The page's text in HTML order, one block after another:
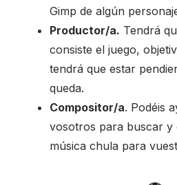
Gimp de algún
Productor/a. Tendrá
consiste el juego,
tendrá que estar
queda.
Compositor/a. Podéis
vosotros para buscar y
música chula para